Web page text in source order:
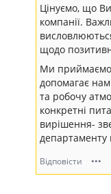
Цінуємо, що
компанії.
щодо
Ми приймаємо
допомагає
та робочу
конкретні
вирішення-
департаменту
Відповісти •••